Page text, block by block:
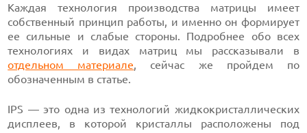
Каждая технология производства матрицы имеет
собственный принцип работы, и именно он формирует
ее сильные и слабые стороны. Подробнее обо всех
технологиях и видах матриц мы рассказывали в
отдельном материале, сейчас же пройдем по
обозначенным в статье.
IPS — это одна из технологий жидкокристаллических
дисплеев, в которой кристаллы расположены под